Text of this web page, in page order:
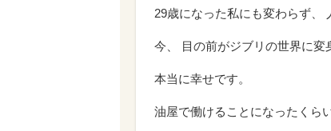
29歳になった私にも変わらず、
今、 目の前がジブリの世界に変
本当に幸せです。
油屋で働けることになったくら